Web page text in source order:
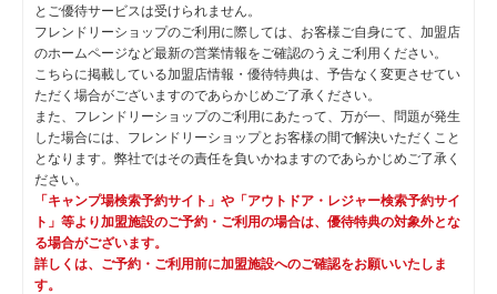
とご優待サービスは受けられません。
フレンドリーショップのご利用に際しては、お客様ご自身にて、加盟店
のホームページなど最新の営業情報をご確認のうえご利用ください。
こちらに掲載している加盟店情報・優待特典は、予告なく変更させてい
ただく場合がございますのであらかじめご了承ください。
また、フレンドリーショップのご利用にあたって、万が一、問題が発生
した場合には、フレンドリーショップとお客様の間で解決いただくこと
となります。弊社ではその責任を負いかねますのであらかじめご了承く
ださい。
「キャンプ場検索予約サイト」や「アウトドア・レジャー検索予約サイ
ト」等より加盟施設のご予約・ご利用の場合は、優待特典の対象外とな
る場合がございます。
詳しくは、ご予約・ご利用前に加盟施設へのご確認をお願いいたしま
す。